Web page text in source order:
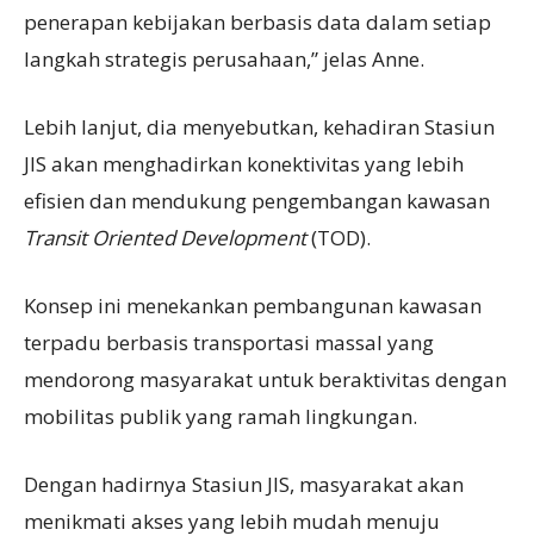
penerapan kebijakan berbasis data dalam setiap
langkah strategis perusahaan,” jelas Anne.
Lebih lanjut, dia menyebutkan, kehadiran Stasiun
JIS akan menghadirkan konektivitas yang lebih
efisien dan mendukung pengembangan kawasan
Transit Oriented Development(TOD).
Konsep ini menekankan pembangunan kawasan
terpadu berbasis transportasi massal yang
mendorong masyarakat untuk beraktivitas dengan
mobilitas publik yang ramah lingkungan.
Dengan hadirnya Stasiun JIS, masyarakat akan
menikmati akses yang lebih mudah menuju